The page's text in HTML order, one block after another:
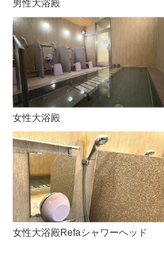
男性大浴殿
女性大浴殿
女性大浴殿Refaシャワーヘッド